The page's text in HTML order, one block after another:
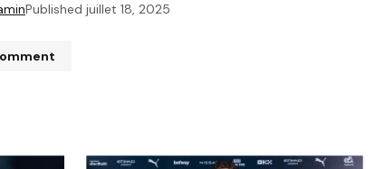
Published juillet 18, 2025